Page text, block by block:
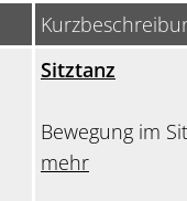
Sitztanz
Bewegung im
mehr